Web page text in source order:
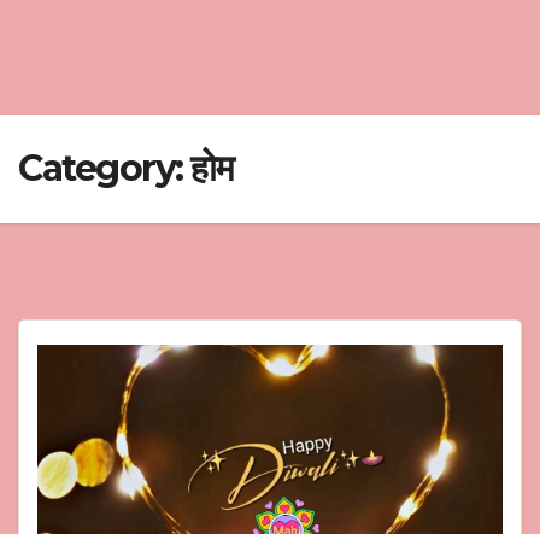
Category:होम